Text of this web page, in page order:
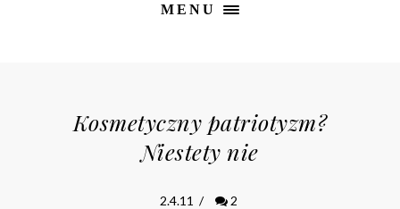
MENU
Kosmetyczny patriotyzm?
Niestety nie
2.4.11 / 2